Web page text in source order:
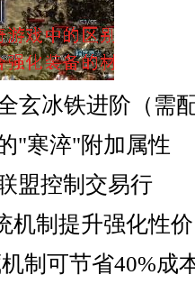
玄冰铁进阶（需
"寒淬"附加属性
盟控制交易行
机制提升强化性
制可节省40%成